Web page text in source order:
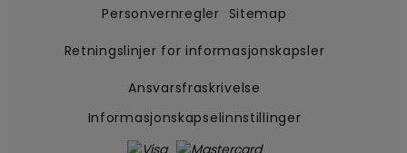
Personvernregler Sitemap
Retningslinjer for informasjonskapsler
Ansvarsfraskrivelse
Informasjonskapselinnstillinger